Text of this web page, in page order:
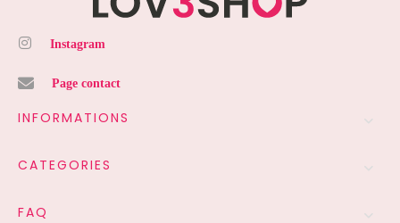
Instagram
Page contact
INFORMATIONS
CATEGORIES
FAQ